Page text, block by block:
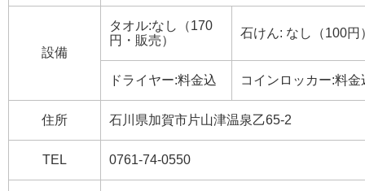
設備
タオル:なし（170
円・販売）
石けん: なし（100円
ドライヤー:料金込 コインロッカー:料金
住所 石川県加賀市片山津温泉乙65-2
TEL 0761-74-0550